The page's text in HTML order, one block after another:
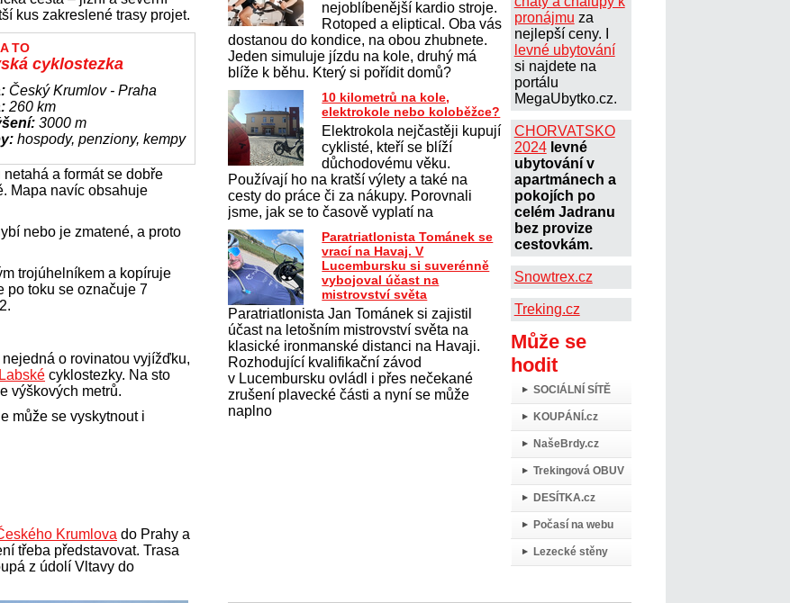
kus zakreslené trasy projet.
TO
cyklostezka
Český Krumlov - Praha
260 km
3000 m
hospody, penziony, kempy
a formát se dobře
Mapa navíc obsahuje
nebo je zmatené, a proto
trojúhelníkem a kopíruje
po toku se označuje 7
o rovinatou vyjížďku,
Labské cyklostezky. Na sto
výškových metrů.
může se vyskytnout i
Krumlova do Prahy a
třeba představovat. Trasa
z údolí Vltavy do
pronájmu za
nejlepší ceny. I
levné ubytování
si najdete na
portálu
MegaUbytko.cz.
CHORVATSKO
2024 levné
ubytování v
apartmánech a
pokojích po
celém Jadranu
bez provize
cestovkám.
Snowtrex.cz
Treking.cz
Může se
hodit
SOCIÁLNÍ SÍTĚ
KOUPÁNÍ.cz
NašeBrdy.cz
Trekingová OBUV
DESÍTKA.cz
Počasí na webu
Lezecké stěny
nejoblíbenější kardio stroje.
Rotoped a eliptical. Oba vás
dostanou do kondice, na obou zhubnete.
Jeden simuluje jízdu na kole, druhý má
blíže k běhu. Který si pořídit domů?
10 kilometrů na kole,
elektrokole nebo koloběžce?
Elektrokola nejčastěji kupují
cyklisté, kteří se blíží
důchodovému věku.
Používají ho na kratší výlety a také na
cesty do práce či za nákupy. Porovnali
jsme, jak se to časově vyplatí na
Paratriatlonista Tománek se
vrací na Havaj. V
Lucembursku si suverénně
vybojoval účast na
mistrovství světa
Paratriatlonista Jan Tománek si zajistil
účast na letošním mistrovství světa na
klasické ironmanské distanci na Havaji.
Rozhodující kvalifikační závod
v Lucembursku ovládl i přes nečekané
zrušení plavecké části a nyní se může
naplno